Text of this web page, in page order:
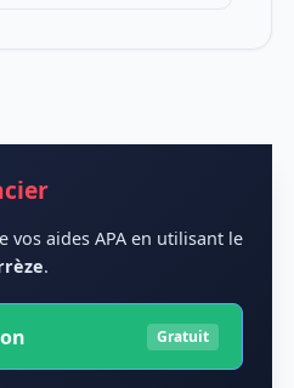
vos aides APA en utilisant le
.
Gratuit